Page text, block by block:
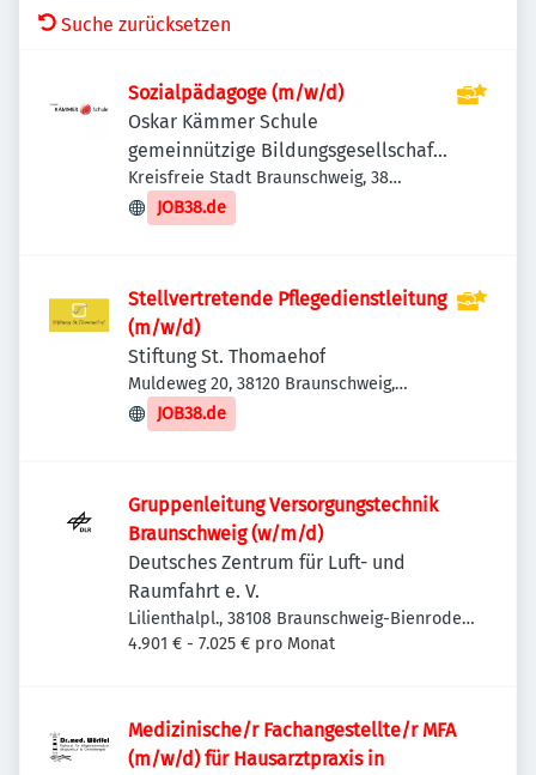
Suche zurücksetzen
Sozialpädagoge (m/w/d)
Oskar Kämmer Schule
gemeinnützige Bildungsgesellschaft
mbH
Kreisfreie Stadt Braunschweig, 38
Braunschweig, Deutschland
JOB38.de
Stellvertretende Pflegedienstleitung
(m/w/d)
Stiftung St. Thomaehof
Muldeweg 20, 38120 Braunschweig,
Deutschland
JOB38.de
Gruppenleitung Versorgungstechnik
Braunschweig (w/m/d)
Deutsches Zentrum für Luft- und
Raumfahrt e. V.
Lilienthalpl., 38108 Braunschweig-Bienrode-
Waggum-Bevenrode, Deutschland
4.901 € - 7.025 € pro Monat
Medizinische/r Fachangestellte/r MFA
(m/w/d) für Hausarztpraxis in